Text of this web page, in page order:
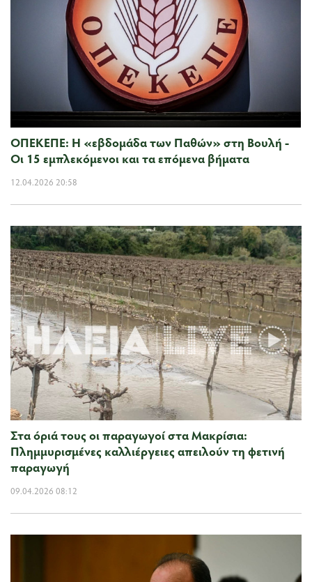
ΟΠΕΚΕΠΕ: Η «εβδομάδα των Παθών» στη Βουλή -
Οι 15 εμπλεκόμενοι και τα επόμενα βήματα
12.04.2026 20:58
Στα όριά τους οι παραγωγοί στα Μακρίσια:
Πλημμυρισμένες καλλιέργειες απειλούν τη φετινή
παραγωγή
09.04.2026 08:12